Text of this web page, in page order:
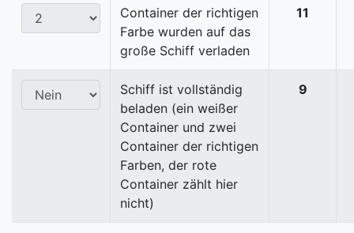
Container der richtigen
Farbe wurden auf das
große Schiff verladen
11
Schiff ist vollständig
beladen (ein weißer
Container und zwei
Container der richtigen
Farben, der rote
Container zählt hier
nicht)
9